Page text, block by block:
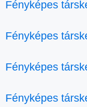
Fényképes
Fényképes
Fényképes
Fényképes